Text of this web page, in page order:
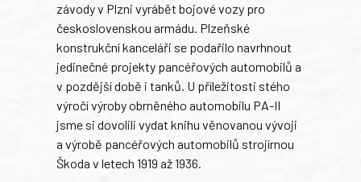
závody v Plzni vyrábět bojové vozy pro
československou armádu. Plzeňské
konstrukční kanceláři se podařilo navrhnout
jedinečné projekty pancéřových automobilů a
v pozdější době i tanků. U příležitosti stého
výročí výroby obrněného automobilu PA-II
jsme si dovolili vydat knihu věnovanou vývoji
a výrobě pancéřových automobilů strojírnou
Škoda v letech 1919 až 1936.